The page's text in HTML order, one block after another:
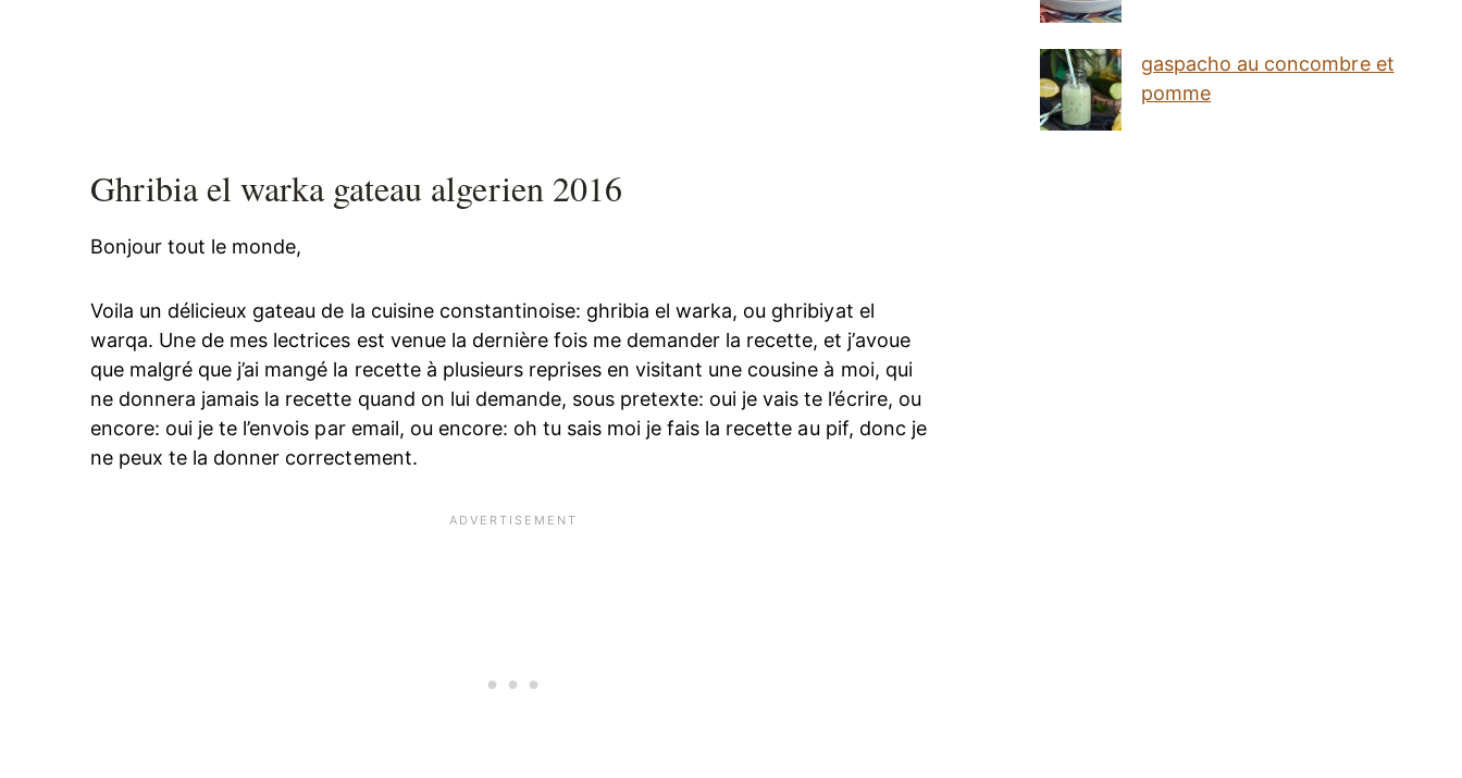
Ghribia el warka gateau algerien 2016
Bonjour tout le monde,
Voila un délicieux gateau de la cuisine constantinoise: ghribia el warka, ou ghribiyat el
warqa. Une de mes lectrices est venue la dernière fois me demander la recette, et j’avoue
que malgré que j’ai mangé la recette à plusieurs reprises en visitant une cousine à moi, qui
ne donnera jamais la recette quand on lui demande, sous pretexte: oui je vais te l’écrire, ou
encore: oui je te l’envois par email, ou encore: oh tu sais moi je fais la recette au pif, donc je
ne peux te la donner correctement.
gaspacho au concombre et
pomme